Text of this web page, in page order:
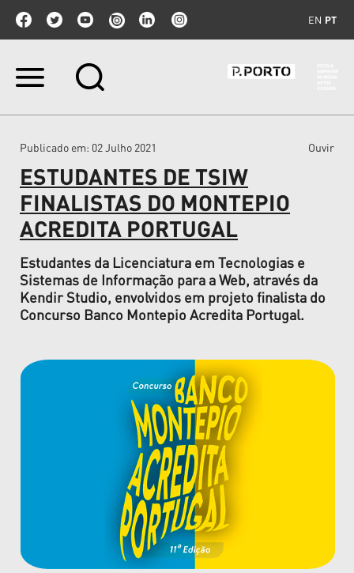
EN PT
Ir
Ir
navegação
Publicado em: 02 Julho 2021 Ouvir
ESTUDANTES DE TSIW
FINALISTAS DO MONTEPIO
ACREDITA PORTUGAL
Estudantes da Licenciatura em Tecnologias e
Sistemas de Informação para a Web, através da
Kendir Studio, envolvidos em projeto finalista do
Concurso Banco Montepio Acredita Portugal.